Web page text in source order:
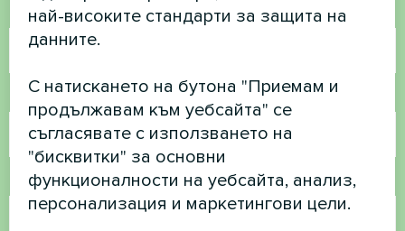
Име
Телефонен номер
Имейл
най-високите стандарти за защита на
данните.
С натискането на бутона "Приемам и
продължавам към уебсайта" се
съгласявате с използването на
"бисквитки" за основни
функционалности на уебсайта, анализ,
персонализация и маркетингови цели.